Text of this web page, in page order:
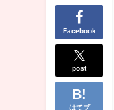
Facebook
post
はてブ